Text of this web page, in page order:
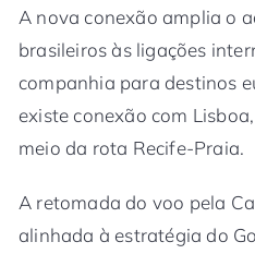
A nova conexão amplia o
brasileiros às ligações
companhia para destinos
existe conexão com
meio da rota Recife-Praia.
A retomada do voo pela
alinhada à estratégia do